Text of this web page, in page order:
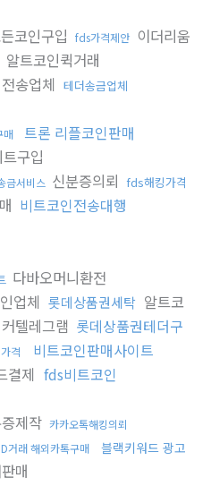
코인구입 fds가격제안 이더리움
알트코인퀵거래
송업체 테더송금업체
매 트론 리플코인판매
구입
금서비스 신분증의뢰 fds해킹가격
비트코인전송대행
다바오머니환전
업체 롯데상품권세탁 알트코
텔레그램 롯데상품권테더구
격 비트코인판매사이트
결제 fds비트코인
제작 카카오톡해킹의뢰
거래 해외카톡구매 블랙키워드 광고
매